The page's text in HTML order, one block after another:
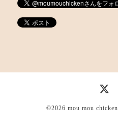
©2026 mou mou chicken